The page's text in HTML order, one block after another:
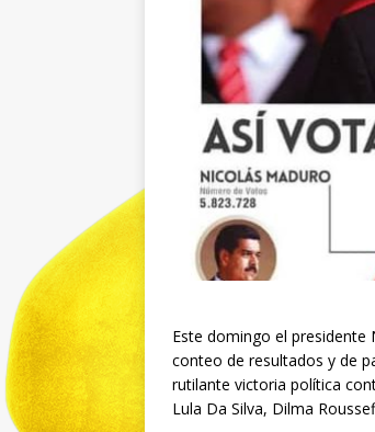
Este domingo el
conteo de resultados y de
rutilante victoria política
Lula Da Silva, Dilma